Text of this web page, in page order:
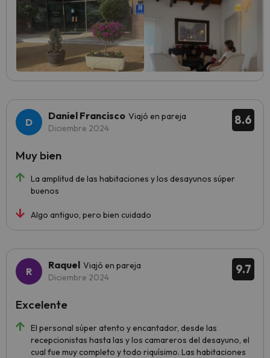
8.6
Daniel Francisco Viajó en pareja
Diciembre 2024
La amplitud de las habitaciones y los desayunos súper
buenos
Algo antiguo, pero bien cuidado
Muy bien
9.7
Raquel Viajó en pareja
Diciembre 2024
El personal súper atento y encantador, desde las
recepcionistas hasta las y los camareros del desayuno, el
cual fue muy completo y todo riquísimo. Las habitaciones
Excelente